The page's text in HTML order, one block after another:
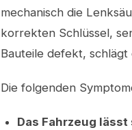
mechanisch die
korrekten Schlüssel,
Bauteile defekt, schlägt
Die folgenden
Das Fahrzeug